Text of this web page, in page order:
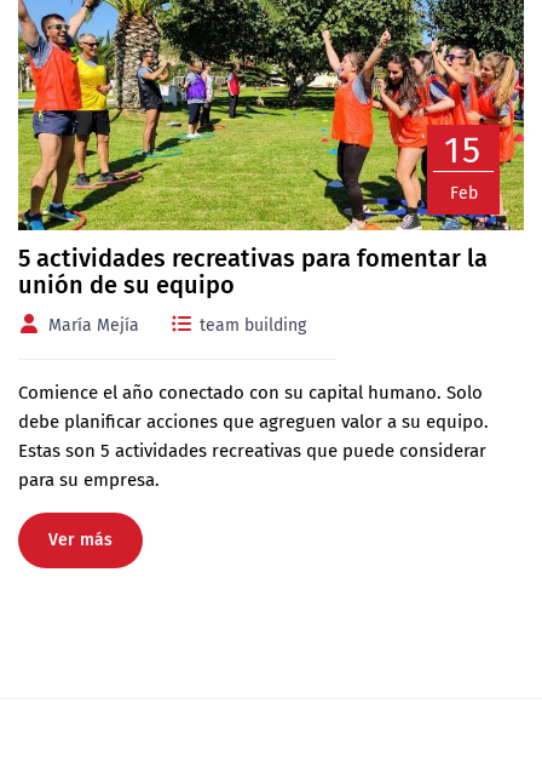
15
Feb
5 actividades recreativas para fomentar la
unión de su equipo
María Mejía team building
Comience el año conectado con su capital humano. Solo
debe planificar acciones que agreguen valor a su equipo.
Estas son 5 actividades recreativas que puede considerar
para su empresa.
Ver más